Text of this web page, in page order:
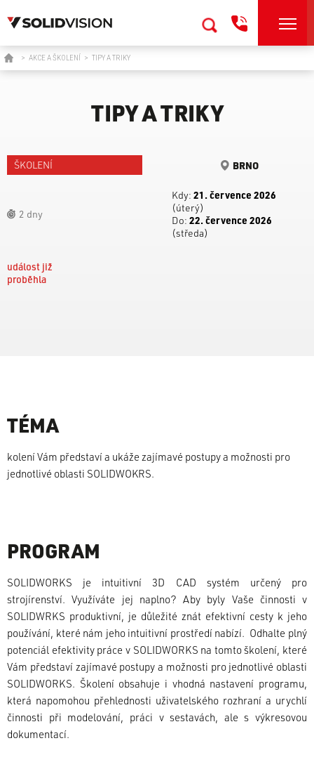
> AKCE A ŠKOLENÍ > TIPY A TRIKY
TIPY A TRIKY
ŠKOLENÍ BRNO
2 dny
Kdy:21. července 2026
(úterý)
Do:22. července 2026
(středa)
událost již
proběhla
TÉMA
kolení Vám představí a ukáže zajímavé postupy a možnosti pro
jednotlivé oblasti SOLIDWOKRS.
PROGRAM
SOLIDWORKS je intuitivní 3D CAD systém určený pro
strojírenství. Využíváte jej naplno? Aby byly Vaše činnosti v
SOLIDWRKS produktivní, je důležité znát efektivní cesty k jeho
používání, které nám jeho intuitivní prostředí nabízí. Odhalte plný
potenciál efektivity práce v SOLIDWORKS na tomto školení, které
Vám představí zajímavé postupy a možnosti pro jednotlivé oblasti
SOLIDWORKS. Školení obsahuje i vhodná nastavení programu,
která napomohou přehlednosti uživatelského rozhraní a urychlí
činnosti při modelování, práci v sestavách, ale s výkresovou
dokumentací.